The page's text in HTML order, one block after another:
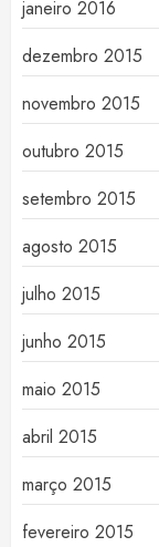
janeiro 2016
dezembro 2015
novembro 2015
outubro 2015
setembro 2015
agosto 2015
julho 2015
junho 2015
maio 2015
abril 2015
março 2015
fevereiro 2015